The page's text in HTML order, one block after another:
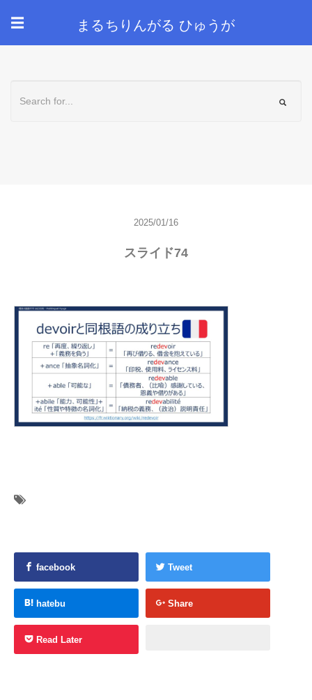
☰ まるちりんがる ひゅうが
2025/01/16
スライド74
facebook Tweet
hatebu Share
Read Later